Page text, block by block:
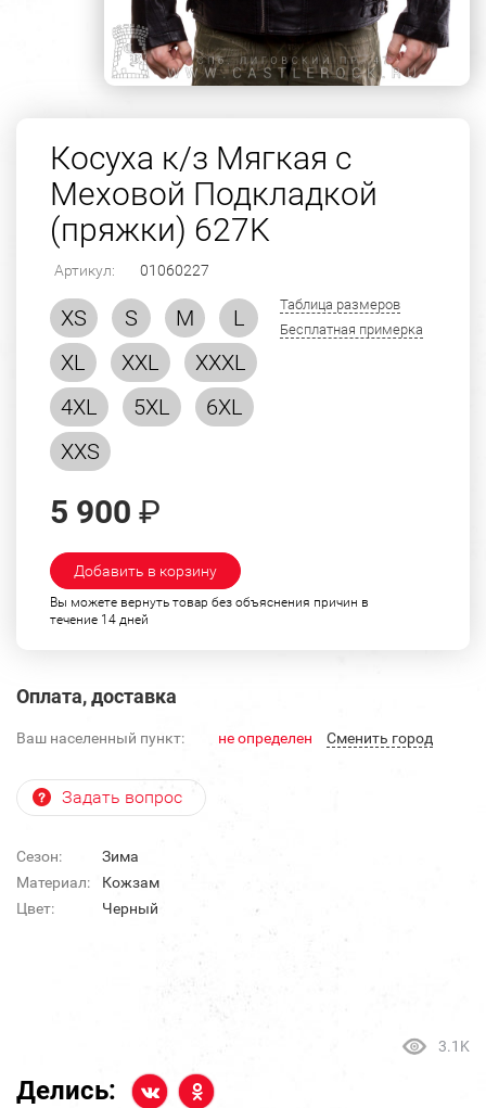
Косуха к/з Мягкая с
Меховой Подкладкой
(пряжки) 627K
Артикул: 01060227
XS S M
L
XL
XXL
XXXL
4XL
5XL
6XL
XXS
Таблица размеров
Бесплатная примерка
5 900 ₽
Добавить в корзину
Вы можете вернуть товар без объяснения причин в
течение 14 дней
Оплата, доставка
Ваш населенный пункт: не определен Cменить город
Задать вопрос
Сезон:
Зима
Материал:
Кожзам
Цвет:
Черный
3.1K
Делись: